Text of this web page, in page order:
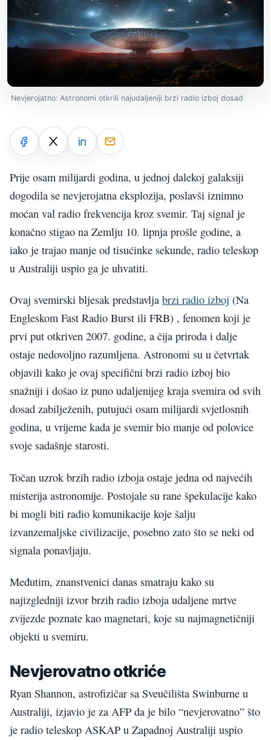
Nevjerojatno: Astronomi otkrili najudaljeniji brzi radio izboj dosad
Prije osam milijardi godina, u jednoj dalekoj galaksiji
dogodila se nevjerojatna eksplozija, poslavši iznimno
moćan val radio frekvencija kroz svemir. Taj signal je
konačno stigao na Zemlju 10. lipnja prošle godine, a
iako je trajao manje od tisućinke sekunde, radio teleskop
u Australiji uspio ga je uhvatiti.
Ovaj svemirski bljesak predstavlja brzi radio izboj (Na
Engleskom Fast Radio Burst ili FRB) , fenomen koji je
prvi put otkriven 2007. godine, a čija priroda i dalje
ostaje nedovoljno razumljena. Astronomi su u četvrtak
objavili kako je ovaj specifični brzi radio izboj bio
snažniji i došao iz puno udaljenijeg kraja svemira od svih
dosad zabilježenih, putujući osam milijardi svjetlosnih
godina, u vrijeme kada je svemir bio manje od polovice
svoje sadašnje starosti.
Točan uzrok brzih radio izboja ostaje jedna od najvećih
misterija astronomije. Postojale su rane špekulacije kako
bi mogli biti radio komunikacije koje šalju
izvanzemaljske civilizacije, posebno zato što se neki od
signala ponavljaju.
Međutim, znanstvenici danas smatraju kako su
najizgledniji izvor brzih radio izboja udaljene mrtve
zvijezde poznate kao magnetari, koje su najmagnetičniji
objekti u svemiru.
Nevjerovatno otkriće
Ryan Shannon, astrofizičar sa Sveučilišta Swinburne u
Australiji, izjavio je za AFP da je bilo “nevjerovatno” što
je radio teleskop ASKAP u Zapadnoj Australiji uspio